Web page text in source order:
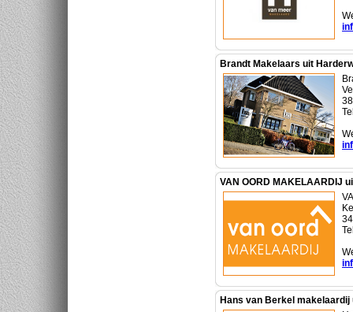
Brandt Makelaars uit
VAN OORD MAKELAARDIJ
Hans van Berkel makelaardij